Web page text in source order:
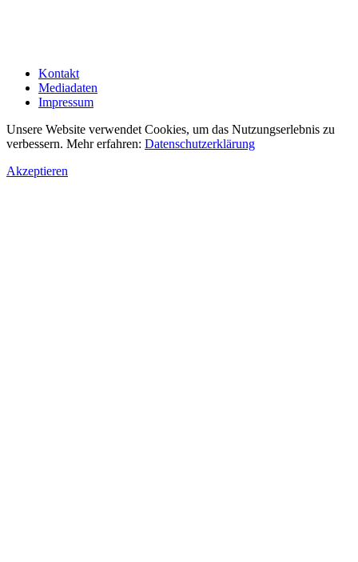
Kontakt
Mediadaten
Impressum
Unsere Website verwendet Cookies, um das Nutzungserlebnis zu
verbessern. Mehr erfahren: Datenschutzerklärung
Akzeptieren